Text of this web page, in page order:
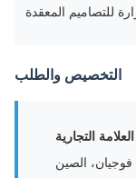
التخصيص والطلب
فوجيان، الصين